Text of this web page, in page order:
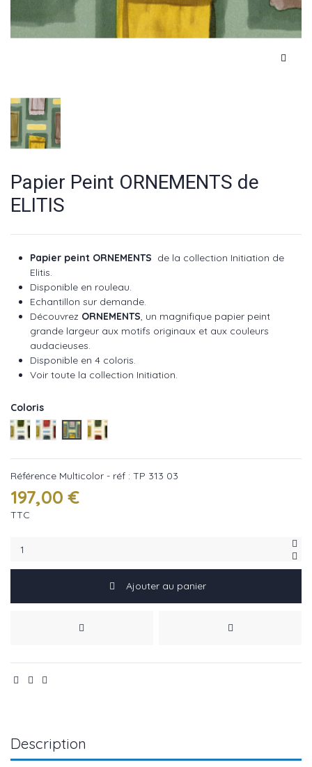
Papier Peint ORNEMENTS de
ELITIS
Papier peint ORNEMENTS de la collection Initiation de
Elitis.
Disponible en rouleau.
Echantillon sur demande.
Découvrez ORNEMENTS , un magnifique papier peint
grande largeur aux motifs originaux et aux couleurs
audacieuses.
Disponible en 4 coloris.
Voir toute la collection Initiation
Coloris
Multicolor - réf : TP 313 01
Multicolor - réf : TP 313 02
Multicolor - réf : TP 313 03
Multicolor - réf : TP 313 04
Référence Multicolor - réf : TP 313 03
197,00 €
TTC
Ajouter au panier
Description